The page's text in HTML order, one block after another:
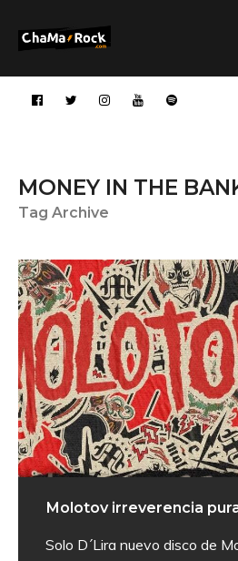
MONEY IN THE
Tag Archive
Molotov irreverencia
Solo D´Lira nuevo disco de